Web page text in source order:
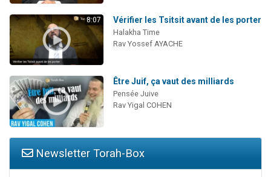
8:07 Vérifier les Tsitsit avant de les porter
Halakha Time
Rav Yossef AYACHE
Être Juif, ça vaut des milliards
Pensée Juive
Rav Yigal COHEN
Newsletter Torah-Box